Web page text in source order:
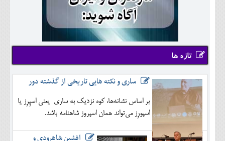
تازه ها
ساری و نکته هایی تاریخی از گذشته دور
بر اساس نشانه‌ها، کوه نزدیک به ساری یعنی اسپِرِز یا
اسپورِز می‌تواند همان اسپروز شاهنامه باشد.
افشین شاهرودی و